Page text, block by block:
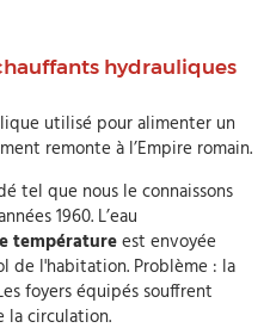
hydrauliques
utilisé pour alimenter un
remonte à l’Empire romain.
tel que nous le connaissons
1960. L’eau
températureest envoyée
de l'habitation. Problème : la
foyers équipés souffrent
la circulation.